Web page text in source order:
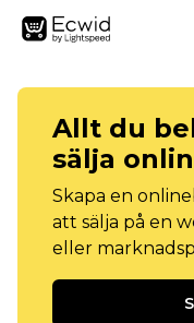
Allt du
sälja
Skapa en
att sälja på en
eller